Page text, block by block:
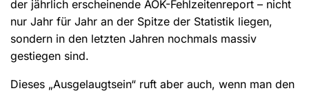
der jährlich erscheinende AOK-Fehlzeitenreport – nicht
nur Jahr für Jahr an der Spitze der Statistik liegen,
sondern in den letzten Jahren nochmals massiv
gestiegen sind.
Dieses „Ausgelaugtsein“ ruft aber auch, wenn man den